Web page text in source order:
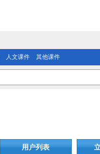
人文课件 其他课件
用户列表